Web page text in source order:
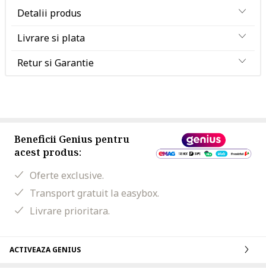
Detalii produs
Livrare si plata
Retur si Garantie
Beneficii Genius pentru
acest produs:
Oferte exclusive.
Transport gratuit la easybox.
Livrare prioritara.
ACTIVEAZA GENIUS